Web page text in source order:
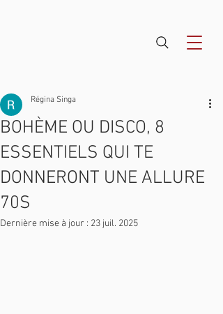
BOHÈME OU DISCO, 8
ESSENTIELS QUI TE
DONNERONT UNE ALLURE
70S
Régina Singa
Dernière mise à jour : 23 juil. 2025